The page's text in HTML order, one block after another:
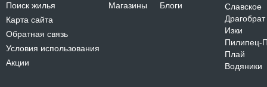
Поиск жилья
Карта сайта
Обратная связь
Условия использования
Акции
Магазины
Блоги
Славское
Драгобрат
Изки
Пилипец-
Плай
Водяники